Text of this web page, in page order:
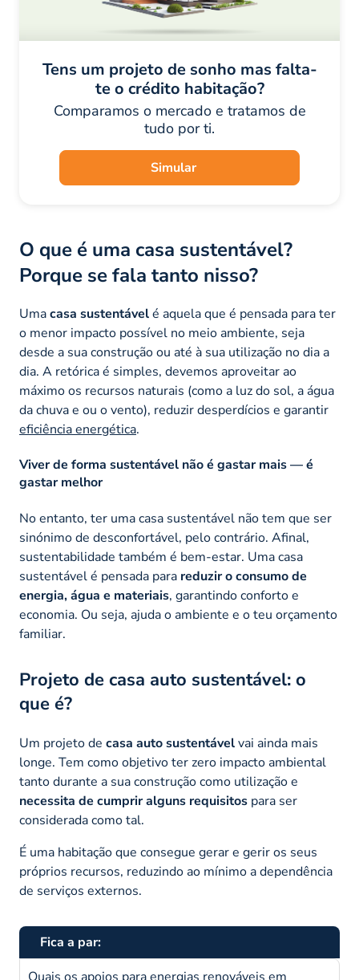
Tens um projeto de sonho mas falta-
te o crédito habitação?
Comparamos o mercado e tratamos de
tudo por ti.
Simular
O que é uma casa sustentável?
Porque se fala tanto nisso?
Umacasa sustentávelé aquela que é pensada para ter
o menor impacto possível no meio ambiente, seja
desde a sua construção ou até à sua utilização no dia a
dia. A retórica é simples, devemos aproveitar ao
máximo os recursos naturais (como a luz do sol, a água
da chuva e ou o vento), reduzir desperdícios e garantir
eficiência energética.
Viver de forma sustentável não é gastar mais — é
gastar melhor
No entanto, ter uma casa sustentável não tem que ser
sinónimo de desconfortável, pelo contrário. Afinal,
sustentabilidade também é bem-estar. Uma casa
sustentável é pensada para reduzir o consumo de
energia, água e materiais, garantindo conforto e
economia. Ou seja, ajuda o ambiente e o teu orçamento
familiar.
Projeto de casa auto sustentável: o
que é?
Um projeto de casa auto sustentávelvai ainda mais
longe. Tem como objetivo ter zero impacto ambiental
tanto durante a sua construção como utilização e
necessita de cumprir alguns requisitos para ser
considerada como tal.
É uma habitação que consegue gerar e gerir os seus
próprios recursos, reduzindo ao mínimo a dependência
de serviços externos.
Fica a par:
Quais os apoios para energias renováveis em